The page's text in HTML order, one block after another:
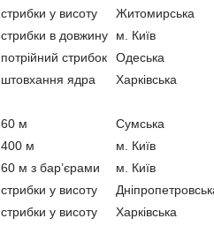
стрибки у висоту
Житомирська
стрибки в довжину
м. Київ
потрійний стрибок
Одеська
штовхання ядра
Харківська
60 м
Сумська
400 м
м. Київ
60 м з бар’єрами
м. Київ
стрибки у висоту
стрибки у висоту
Харківська